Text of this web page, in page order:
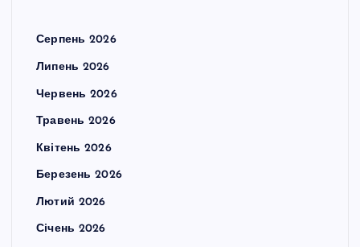
Серпень 2026
Липень 2026
Червень 2026
Травень 2026
Квітень 2026
Березень 2026
Лютий 2026
Січень 2026